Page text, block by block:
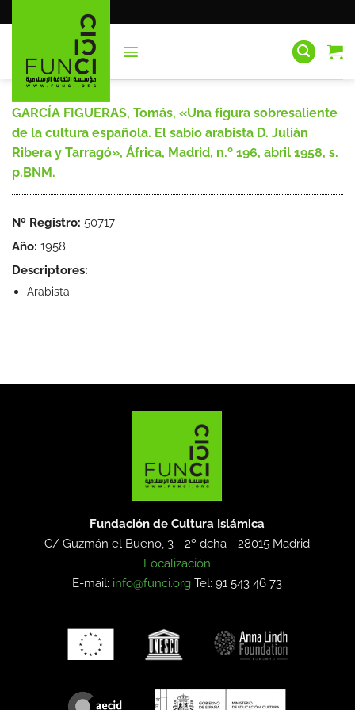
al
GARCÍA FIGUERAS, Tomás, «Una figura sobresaliente
de la cultura española. El sabio arabista D. Julián
Ribera y Tarragó», África, Madrid, n.º 196, abril 1958, s.
p.BNM.
Nº Registro: 50717
Año: 1958
Descriptores:
Arabista
Fundación de Cultura Islámica
C/ Guzmán el Bueno, 3 - 2º dcha -28015 Madrid
Localización
E-mail: info@funci.org Tel: 91 543 46 73